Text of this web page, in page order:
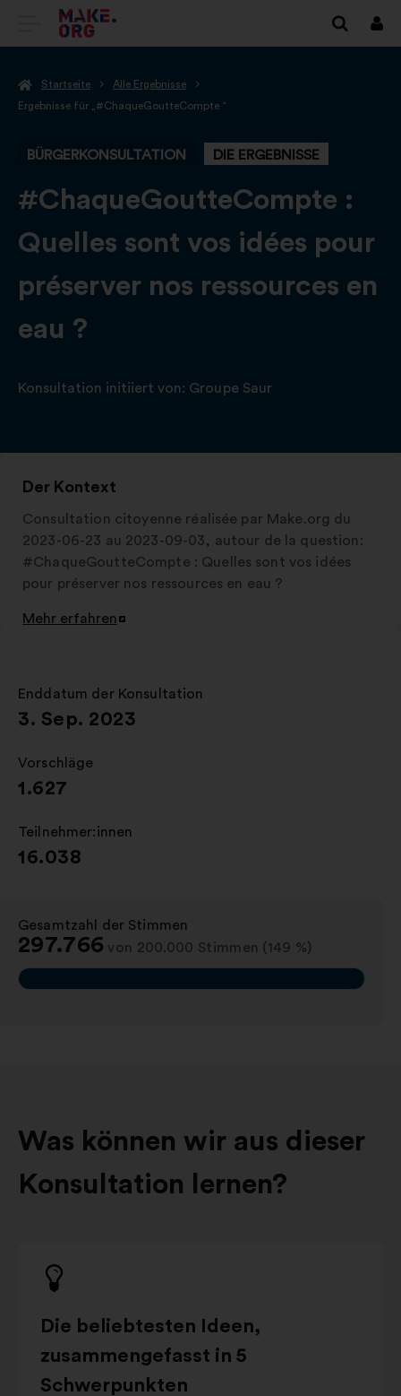
ZUR
STARTSEITE
Startseite
Alle Ergebnisse
Ergebnisse für „#ChaqueGoutteCompte “
BÜRGERKONSULTATION DIE ERGEBNISSE
-
#ChaqueGoutteCompte :
Quelles sont vos idées pour
préserver nos ressources en
eau ?
Konsultation initiiert von: Groupe Saur
Der Kontext
Consultation citoyenne réalisée par Make.org du
2023-06-23 au 2023-09-03, autour de la question:
#ChaqueGoutteCompte : Quelles sont vos idées
pour préserver nos ressources en eau ?
Mehr erfahren
In
Reiter
öffnen
Enddatum der Konsultation
:
3. Sep. 2023
Vorschläge
:
1.627
Teilnehmer:innen
:
16.038
Gesamtzahl der Stimmen
:
297.766 von 200.000 Stimmen (149 %)
Was können wir aus dieser
Konsultation lernen?
Die beliebtesten Ideen,
zusammengefasst in 5
Schwerpunkten